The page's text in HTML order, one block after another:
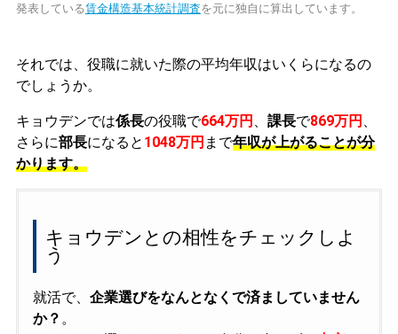
発表している賃金構造基本統計調査を元に独自に算出しています。
それでは、役職に就いた際の平均年収はいくらになるの
でしょうか。
キョウデンでは係長の役職で664万円 課長で869万円
さらに部長になると 1048万円 まで年収が上がることが分
かります。
キョウデンとの相性をチェックしよ
う
就活で、 企業選びをなんとなくで済ましていません
か？ 。